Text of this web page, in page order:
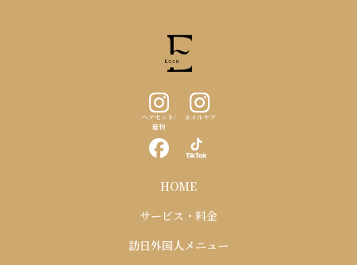
ヘアセット/
着物
ネイルケア
HOME
サービス・料金
訪日外国人メニュー